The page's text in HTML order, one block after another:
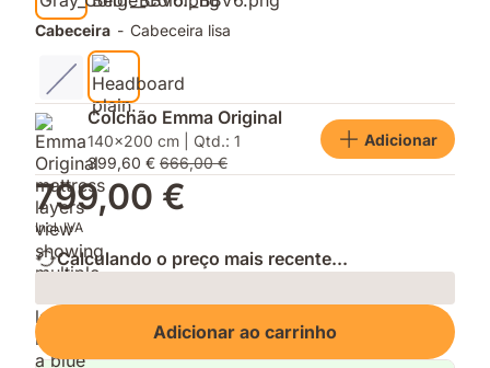
Cabeceira - Cabeceira lisa
Colchão Emma Original
140x200 cm | Qtd.: 1
399,60 € 666,00 €
Adicionar
799,00 €
Incl. IVA
Calculando o preço mais recente...
Loading
Adicionar ao carrinho